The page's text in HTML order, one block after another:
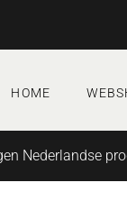
HOME
Nederlandse